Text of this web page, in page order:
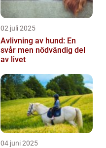
02 juli 2025
Avlivning av hund: En
svår men nödvändig del
av livet
04 juni 2025